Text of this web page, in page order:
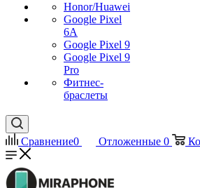
Honor/Huawei
Google Pixel
6A
Google Pixel 9
Google Pixel 9
Pro
Фитнес-
браслеты
Сравнение0 Отложенные 0